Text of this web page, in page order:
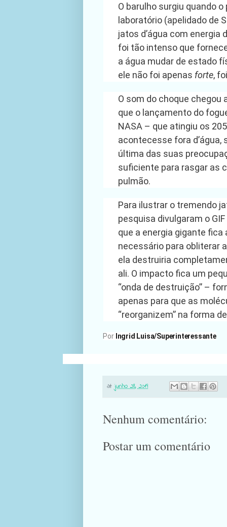
O barulho surgiu quando
laboratório (apelidado de
jatos d’água com energia
foi tão intenso que
a água mudar de estado
ele não foi apenas forte,
O som do choque chegou
que o lançamento do
NASA – que atingiu os
acontecesse fora
última das suas
suficiente para rasgar as
pulmão.
Para ilustrar o tremendo
pesquisa divulgaram o
que a energia gigante fica
necessário para obliterar
ela destruiria
ali. O impacto fica um
“onda de destruição” –
apenas para que as
“reorganizem” na forma
Por Ingrid Luisa/Superinteressante
atjunho 28, 2019
Nenhum comentário:
Postar um comentário